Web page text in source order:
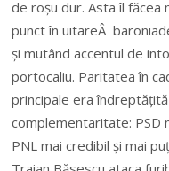
de roșu dur. Asta îl făcea
punct în uitareÂ
și mutând accentul de
portocaliu. Paritatea în
principale era
complementaritate: PSD
PNL mai credibil și mai